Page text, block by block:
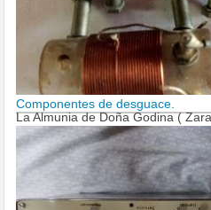
Componentes de desguace.
La Almunia de Doña Godina (